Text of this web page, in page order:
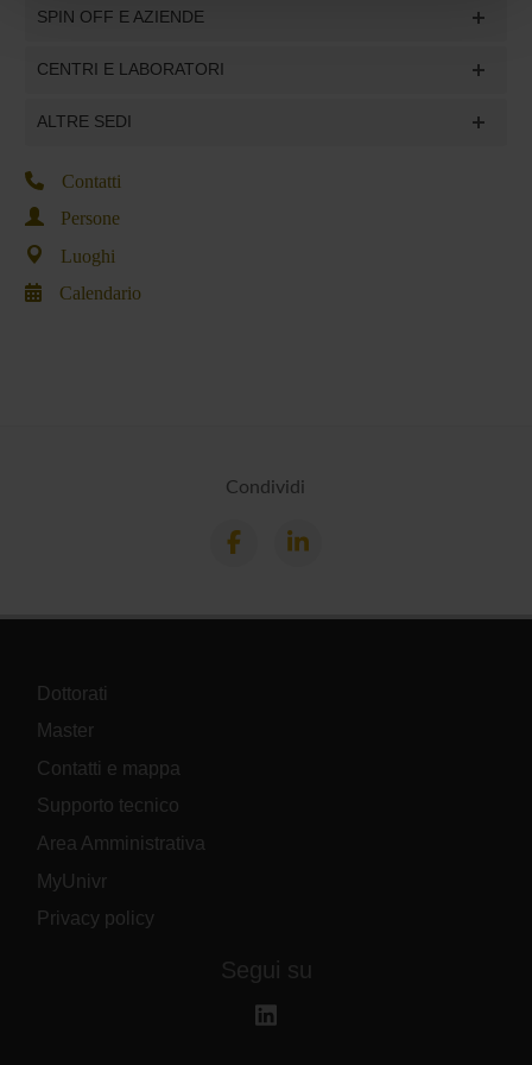
pubblicità e social media, i quali potrebbero combinarle
raccolto dal tuo utilizzo dei loro servizi.
SPIN OFF E AZIENDE
CENTRI E LABORATORI
ALTRE SEDI
Contatti
Persone
Luoghi
Calendario
Condividi
Dottorati
Master
Contatti e mappa
Supporto tecnico
Area Amministrativa
MyUnivr
Privacy policy
Segui su